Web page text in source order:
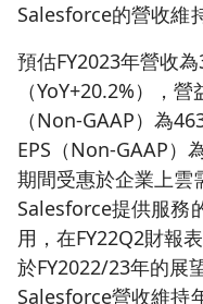
Salesforce的營收維
預估FY2023年營收
（YoY+20.2%），
（Non-GAAP）為
EPS（Non-GAAP）
期間受惠於企業上雲
Salesforce提供服務
用，在FY22Q2財報
於FY2022/23年的展
Salesforce營收維持